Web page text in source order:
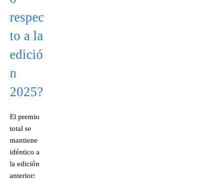
respec
to a la
edició
n
2025?
El premio
total se
mantiene
idéntico a
la edición
anterior: